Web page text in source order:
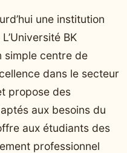
une institution
BK
simple centre de
dans le secteur
propose des
aux besoins du
aux étudiants des
professionnel